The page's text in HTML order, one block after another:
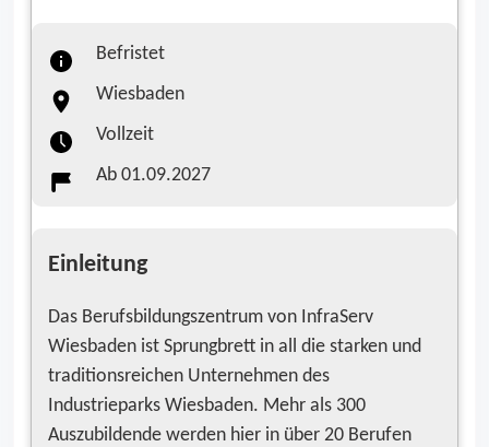
Befristet
Wiesbaden
Vollzeit
Ab 01.09.2027
Einleitung
Das Berufsbildungszentrum von InfraServ
Wiesbaden ist Sprungbrett in all die starken und
traditions­reichen Unternehmen des
Industrieparks Wiesbaden. Mehr als 300
Auszubildende wer­den hier in über 20 Berufen